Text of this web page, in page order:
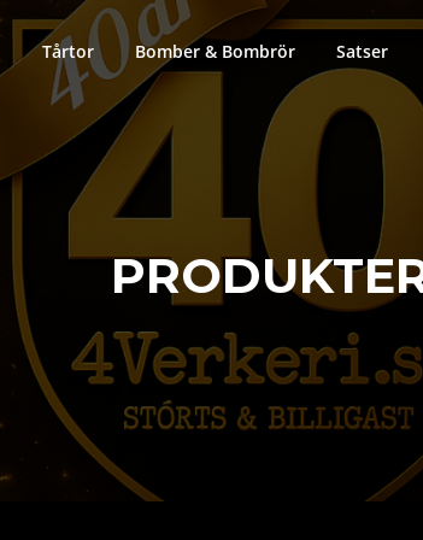
Tårtor Bomber & Bombrör Satser